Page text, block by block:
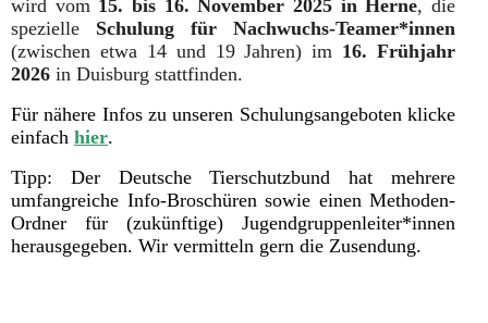
wird vom 15. bis 16. November 2025 in Herne, die
spezielle Schulung für Nachwuchs-Teamer*innen
(zwischen etwa 14 und 19 Jahren) im 16. Frühjahr
2026 in Duisburg stattfinden.
Für nähere Infos zu unseren Schulungsangeboten klicke
einfach hier.
Tipp: Der Deutsche Tierschutzbund hat mehrere
umfangreiche Info-Broschüren sowie einen Methoden-
Ordner für (zukünftige) Jugendgruppenleiter*innen
herausgegeben. Wir vermitteln gern die Zusendung.